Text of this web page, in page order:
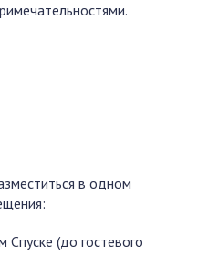
в одном
Спуске (до гостевого